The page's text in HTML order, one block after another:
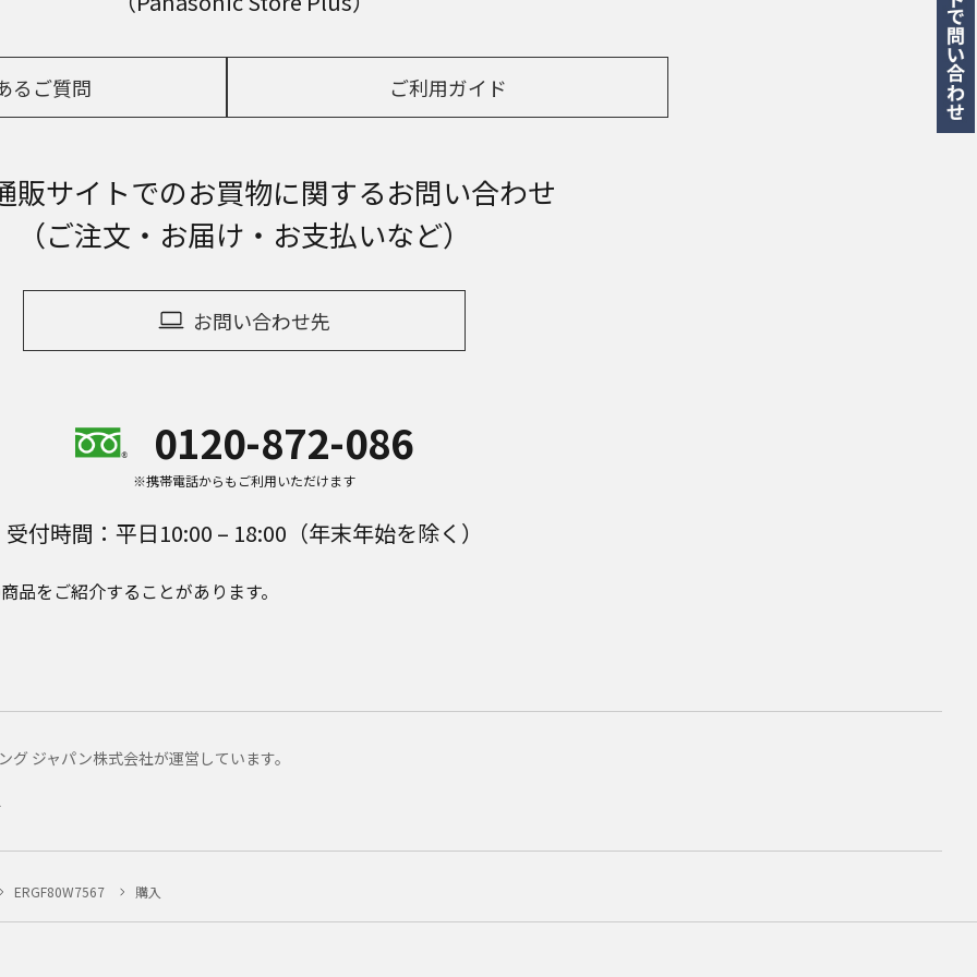
るご質問 ご利用ガイド
販サイトでのお買物に関するお問い合わせ
（ご注文・お届け・お支払いなど）
お問い合わせ先
0120-872-086
※携帯電話からもご利用いただけます
受付時間：平日10:00 – 18:00（年末年始を除く）
品をご紹介することがあります。
ジャパン株式会社が運営しています。
ERGF80W7567 購入